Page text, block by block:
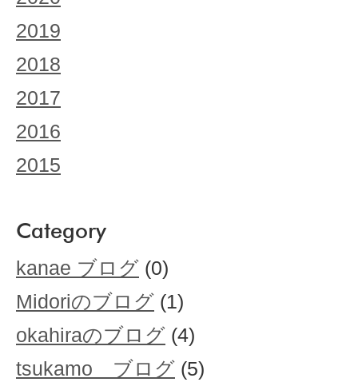
2019
2018
2017
2016
2015
Category
kanae ブログ (0)
Midoriのブログ (1)
okahiraのブログ (4)
tsukamo ブログ (5)